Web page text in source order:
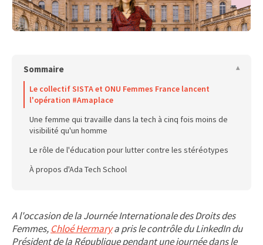
Sommaire
Le collectif SISTA et ONU Femmes France lancent
l'opération #Amaplace
Une femme qui travaille dans la tech à cinq fois moins de
visibilité qu'un homme
Le rôle de l'éducation pour lutter contre les stéréotypes
À propos d'Ada Tech School
A l'occasion de la Journée Internationale des Droits des
Femmes, Chloé Hermarya pris le contrôle du LinkedIn du
Président de la République pendant une journée dans le